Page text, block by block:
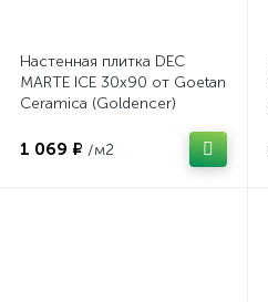
Настенная плитка DEC
MARTE ICE 30x90 от Goetan
Ceramica (Goldencer)
1 069 ₽ /м2